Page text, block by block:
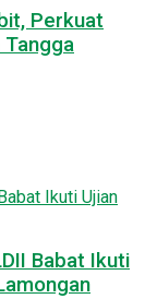
Perkuat
Tangga
Babat Ikuti